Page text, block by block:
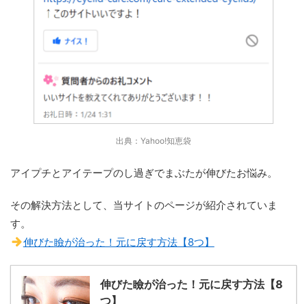
出典：Yahoo!知恵袋
アイプチとアイテープのし過ぎでまぶたが伸びたお悩み。
その解決方法として、当サイトのページが紹介されていま
す。
伸びた瞼が治った！元に戻す方法【8つ】
伸びた瞼が治った！元に戻す方法【8
つ】